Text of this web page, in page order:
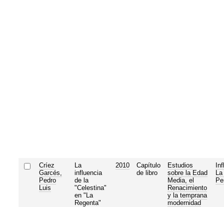
Críez
Garcés,
Pedro
Luis
La
influencia
de la
"Celestina"
en "La
Regenta"
2010
Capítulo
de libro
Estudios
sobre la Edad
Media, el
Renacimiento
y la temprana
modernidad